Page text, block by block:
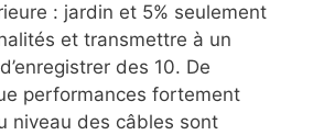
: jardin et 5% seulement
et transmettre à un
des 10. De
performances fortement
niveau des câbles sont